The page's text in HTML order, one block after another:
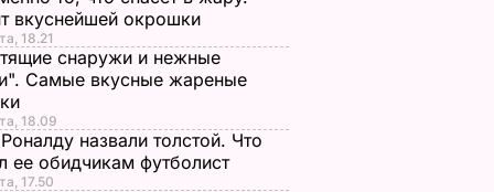
вкуснейшей окрошки
18.21
снаружи и нежные
Самые вкусные жареные
18.09
назвали толстой. Что
ее обидчикам футболист
17.50